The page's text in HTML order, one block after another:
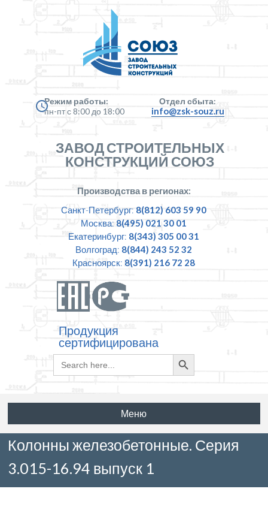
Режим работы:
пн-пт с 8:00 до 18:00
Отдел сбыта:
info@zsk-souz.ru
ЗАВОД СТРОИТЕЛЬНЫХ
КОНСТРУКЦИЙ СОЮЗ
Производства в регионах:
Санкт-Петербург: 8(812) 603 59 90
Москва: 8(495) 021 30 01
Екатеринбург: 8(343) 305 00 31
Волгоград: 8(844) 243 52 32
Красноярск: 8(391) 216 72 28
Продукция
сертифицирована
Search
for:
Search
Button
Меню
Колонны железобетонные. Серия
3.015-16.94 выпуск 1